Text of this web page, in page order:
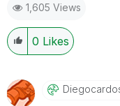
Skype: justen.thiago
1,605 Views
0 Likes